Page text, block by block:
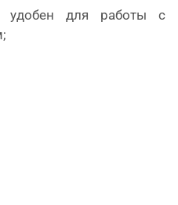
удобен для работы с